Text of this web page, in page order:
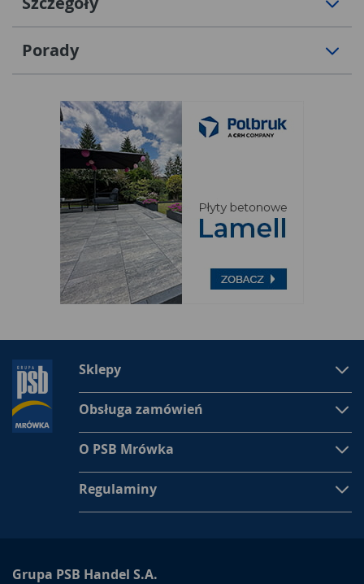
Porady
Sklepy
Obsługa zamówień
O PSB Mrówka
Regulaminy
Grupa PSB Handel S.A.